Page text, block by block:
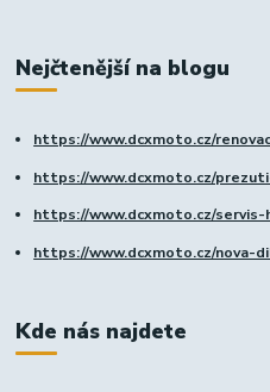
Nejčtenější na blogu
https://www.dcxmoto.cz/
https://www.dcxmoto.cz/
https://www.dcxmoto.cz/servis-
https://www.dcxmoto.cz/nova-
Kde nás najdete